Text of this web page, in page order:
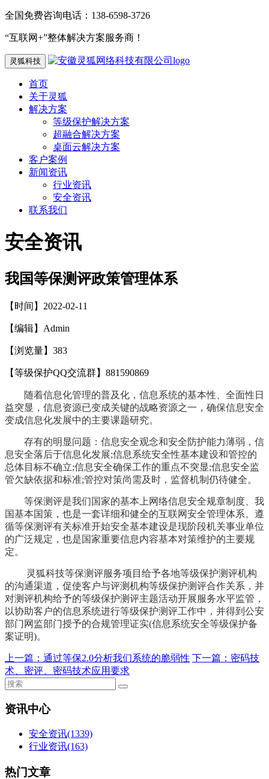
全国免费咨询电话：138-6598-3726
“互联网+”整体解决方案服务商！
灵狐科技
首页
关于灵狐
解决方案
等级保护解决方案
超融合解决方案
桌面云解决方案
客户案例
新闻资讯
行业资讯
安全资讯
联系我们
安全资讯
我国等保测评政策管理体系
【时间】2022-02-11
【编辑】Admin
【浏览量】 383
【等级保护QQ交流群】881590869
随着信息化管理的普及化，信息系统的基本性、全面性日
益突显，信息资源已变成关键的战略资源之一，确保信息安全
变成信息化发展中的主要课题研究。
存有的明显问题：信息安全观念和安全防护能力薄弱，信
息安全落后于信息化发展;信息系统安全性基本建设和管控的
总体目标不确立;信息安全确保工作的重点不突显;信息安全监
管欠缺依据和标准;管控对策尚需及时，监督机制仍待健全。
等保测评是我们国家的基本上网络信息安全规章制度、我
国基本国策，也是一套详细和健全的互联网安全管理体系。遵
循等保测评有关标准开始安全基本建设是现阶段机关事业单位
的广泛规定，也是国家重要信息内容基本对策维护的主要规
定。
灵狐科技等保测评服务项目给予各地等级保护测评机构
的沟通渠道，促使客户与评测机构等级保护测评合作关系，并
对测评机构给予的等级保护测评主题活动开展服务水平监管，
以协助客户的信息系统进行等级保护测评工作中，并得到公安
部门网监部门授予的合规管理证实(信息系统安全等级保护备
案证明)。
上一篇： 通过等保2.0分析我们系统的脆弱性 下一篇： 密码技
术、密评、密码技术应用要求
资讯中心
安全资讯(1339)
行业资讯(163)
热门文章